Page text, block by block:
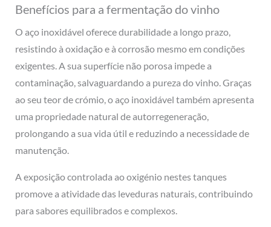
Benefícios para a fermentação do vinho
O aço inoxidável oferece durabilidade a longo prazo,
resistindo à oxidação e à corrosão mesmo em condições
exigentes. A sua superfície não porosa impede a
contaminação, salvaguardando a pureza do vinho. Graças
ao seu teor de crómio, o aço inoxidável também apresenta
uma propriedade natural de autorregeneração,
prolongando a sua vida útil e reduzindo a necessidade de
manutenção.
A exposição controlada ao oxigénio nestes tanques
promove a atividade das leveduras naturais, contribuindo
para sabores equilibrados e complexos.